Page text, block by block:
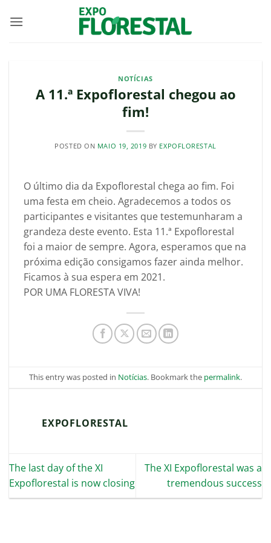
NOTÍCIAS
A 11.ª Expoflorestal chegou ao
fim!
POSTED ON MAIO 19, 2019 BY EXPOFLORESTAL
O último dia da Expoflorestal chega ao fim. Foi
uma festa em cheio. Agradecemos a todos os
participantes e visitantes que testemunharam a
grandeza deste evento. Esta 11.ª Expoflorestal
foi a maior de sempre. Agora, esperamos que na
próxima edição consigamos fazer ainda melhor.
Ficamos à sua espera em 2021.
POR UMA FLORESTA VIVA!
This entry was posted in Notícias. Bookmark the permalink.
EXPOFLORESTAL
The last day of the XI
Expoflorestal is now closing
The XI Expoflorestal was a
tremendous success